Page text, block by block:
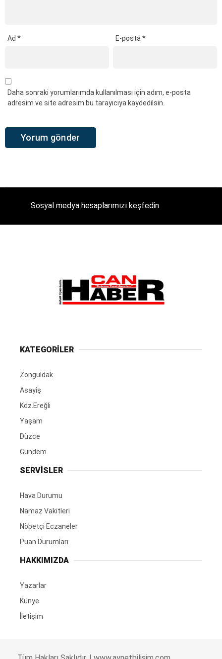
Ad * E-posta*
Daha sonraki yorumlarımda kullanılması için adım, e-posta
adresim ve site adresim bu tarayıcıya kaydedilsin.
Sosyal medya hesaplarımızı keşfedin
KATEGORİLER
Zonguldak
Asayiş
Kdz.Ereğli
Yaşam
Düzce
Gündem
SERVİSLER
Hava Durumu
Namaz Vakitleri
Nöbetçi Eczaneler
Puan Durumları
HAKKIMIZDA
Yazarlar
Künye
İletişim